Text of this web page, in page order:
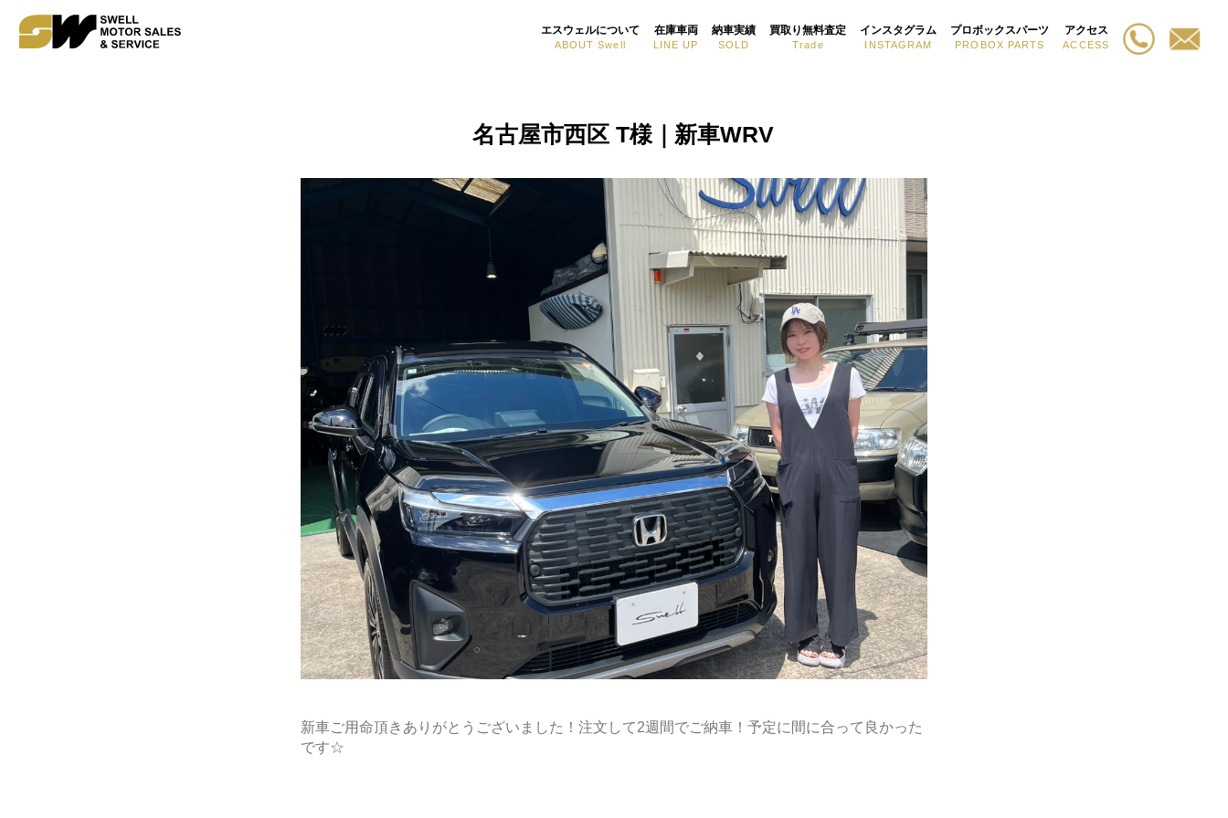
エスウェルについて
ABOUT Swell
在庫車両
LINE UP
納車実績
SOLD
買取り無料査定
Trade
インスタグラム
INSTAGRAM
プロボックスパーツ
PROBOX PARTS
アクセス
ACCESS
名古屋市西区 T様｜新車WRV
新車ご用命頂きありがとうございました！注文して2週間でご納車！予定に間に合って良かった
です☆